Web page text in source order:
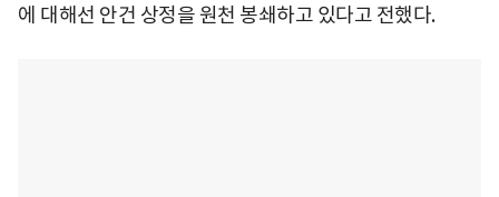
에 대해선 안건 상정을 원천 봉쇄하고 있다고 전했다.